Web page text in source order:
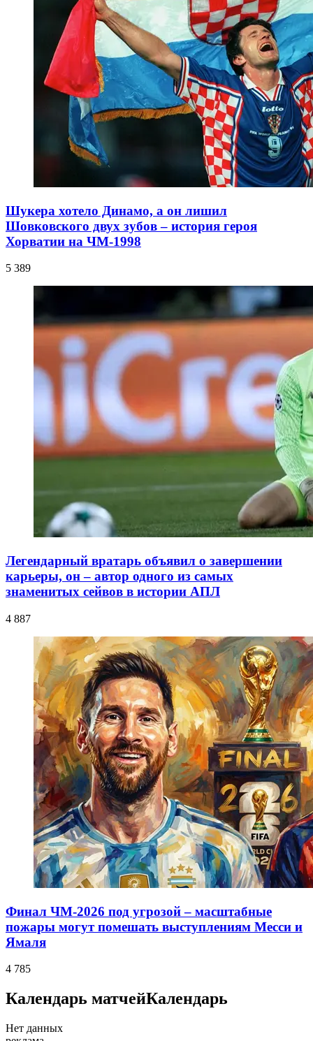
Шукера хотело Динамо, а он лишил
Шовковского двух зубов – история героя
Хорватии на ЧМ-1998
5 389
Легендарный вратарь объявил о завершении
карьеры, он – автор одного из самых
знаменитых сейвов в истории АПЛ
4 887
Финал ЧМ-2026 под угрозой – масштабные
пожары могут помешать выступлениям Месси и
Ямаля
4 785
Календарь матчейКалендарь
Нет данных